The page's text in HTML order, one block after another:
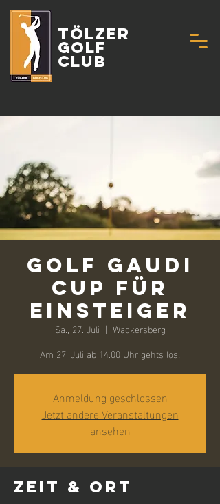
Tölzer
Golf
Club
Golf Gaudi
Cup für
Einsteiger
Sa., 27. Juli
  |
Wackersberg
Anmeldung geschlossen
Jetzt andere Veranstaltungen
ansehen
Zeit & Ort